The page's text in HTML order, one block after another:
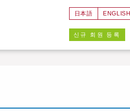
日本語 ENGLISH
신규 회원 등록